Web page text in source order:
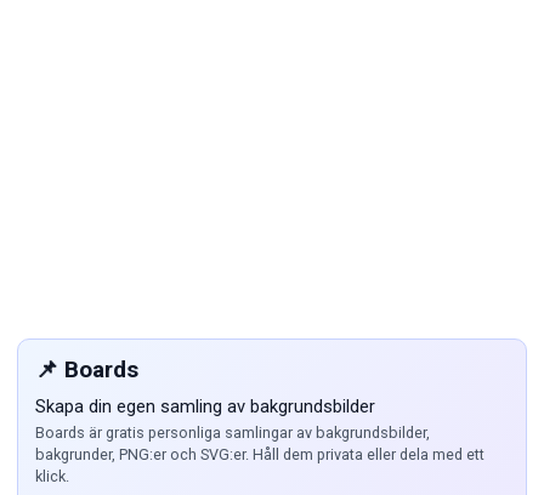
📌 Boards
Skapa din egen samling av bakgrundsbilder
Boards är gratis personliga samlingar av bakgrundsbilder,
bakgrunder, PNG:er och SVG:er. Håll dem privata eller dela med ett
klick.